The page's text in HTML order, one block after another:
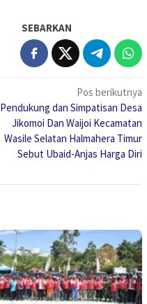
SEBARKAN
Pos berikutnya
Pendukung dan Simpatisan Desa
Jikomoi Dan Waijoi Kecamatan
Wasile Selatan Halmahera Timur
Sebut Ubaid-Anjas Harga Diri